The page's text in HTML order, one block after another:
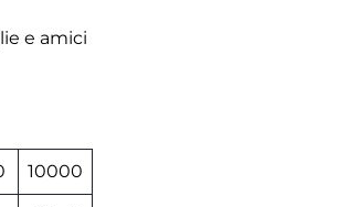
e amici
10000